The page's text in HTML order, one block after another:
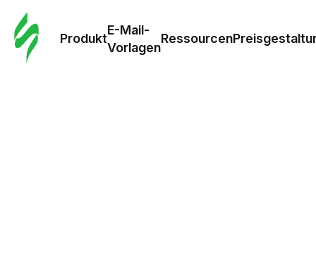
Produkt
E-Mail-
Vorlagen
Ressourcen